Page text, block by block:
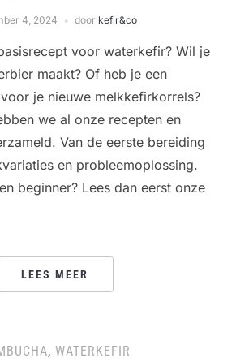
4, 2024 door kefir&co
voor waterkefir? Wil je
maakt? Of heb je een
je nieuwe melkkefirkorrels?
we al onze recepten en
Van de eerste bereiding
en probleemoplossing.
beginner? Lees dan eerst onze
LEES MEER
, WATERKEFIR